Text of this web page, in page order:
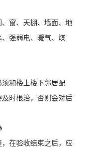
窗、天棚、墙面、地
强弱电、暖气、煤
和楼上楼下邻居配
时根治，否则会对后
在验收结束之后，应